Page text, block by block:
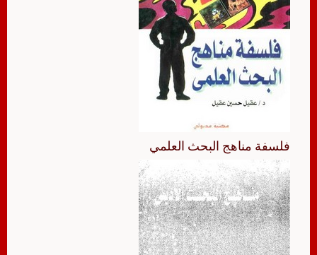
فلسفة مناهج البحث العلمي